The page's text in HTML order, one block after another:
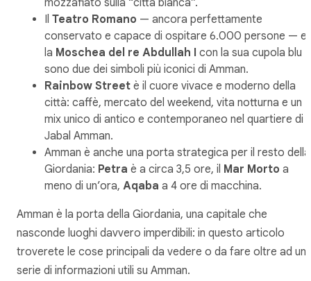
Il Teatro Romano — ancora perfettamente
conservato e capace di ospitare 6.000 persone — e
la Moschea del re Abdullah I con la sua cupola blu
sono due dei simboli più iconici di Amman.
Rainbow Street è il cuore vivace e moderno della
città: caffè, mercato del weekend, vita notturna e un
mix unico di antico e contemporaneo nel quartiere di
Jabal Amman.
Amman è anche una porta strategica per il resto della
Giordania: Petra è a circa 3,5 ore, il Mar Morto a
meno di un’ora, Aqaba a 4 ore di macchina.
Amman è la porta della Giordania, una capitale che
nasconde luoghi davvero imperdibili: in questo articolo
troverete le cose principali da vedere o da fare oltre ad
serie di informazioni utili su Amman.